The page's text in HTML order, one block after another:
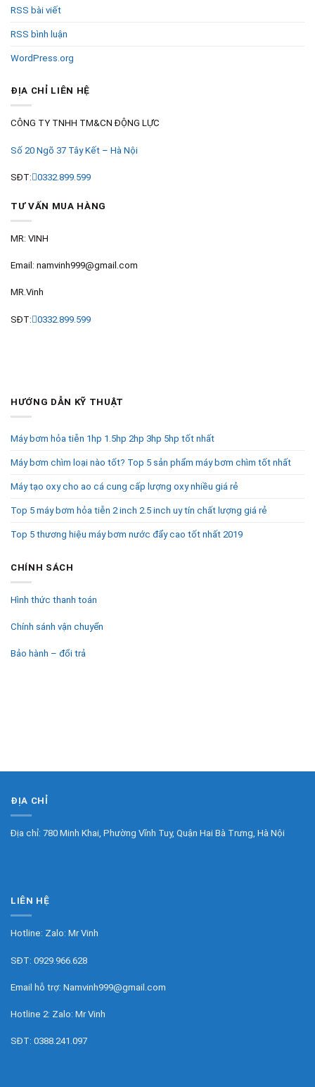
RSS bài viết
RSS bình luận
WordPress.org
ĐỊA CHỈ LIÊN HỆ
CÔNG TY TNHH TM&CN ĐỘNG LỰC
Số 20 Ngõ 37 Tây Kết – Hà Nội
SĐT: 0332.899.599
TƯ VẤN MUA HÀNG
MR: VINH
Email: namvinh999@gmail.com
MR.Vinh
SĐT: 0332.899.599
HƯỚNG DẪN KỸ THUẬT
Máy bơm hỏa tiễn 1hp 1.5hp 2hp 3hp 5hp tốt nhất
Máy bơm chìm loại nào tốt? Top 5 sản phẩm máy bơm chìm tốt nhất
Máy tạo oxy cho ao cá cung cấp lượng oxy nhiều giá rẻ
Top 5 máy bơm hỏa tiễn 2 inch 2.5 inch uy tín chất lượng giá rẻ
Top 5 thương hiệu máy bơm nước đẩy cao tốt nhất 2019
CHÍNH SÁCH
Hình thức thanh toán
Chính sánh vận chuyển
Bảo hành – đổi trả
ĐỊA CHỈ
Địa chỉ: 780 Minh Khai, Phường Vĩnh Tuy, Quận Hai Bà Trưng, Hà Nội
LIÊN HỆ
Hotline: Zalo: Mr Vinh
SĐT: 0929.966.628
Email hỗ trợ: Namvinh999@gmail.com
Hotline 2: Zalo: Mr Vinh
SĐT: 0388.241.097